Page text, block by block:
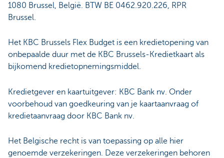
1080 Brussel, België. BTW BE 0462.920.226, RPR
Brussel.
Het KBC Brussels Flex Budget is een kredietopening van
onbepaalde duur met de KBC Brussels-Kredietkaart als
bijkomend kredietopnemingsmiddel.
Kredietgever en kaartuitgever: KBC Bank nv. Onder
voorbehoud van goedkeuring van je kaartaanvraag of
kredietaanvraag door KBC Bank nv.
Het Belgische recht is van toepassing op alle hier
genoemde verzekeringen. Deze verzekeringen behoren